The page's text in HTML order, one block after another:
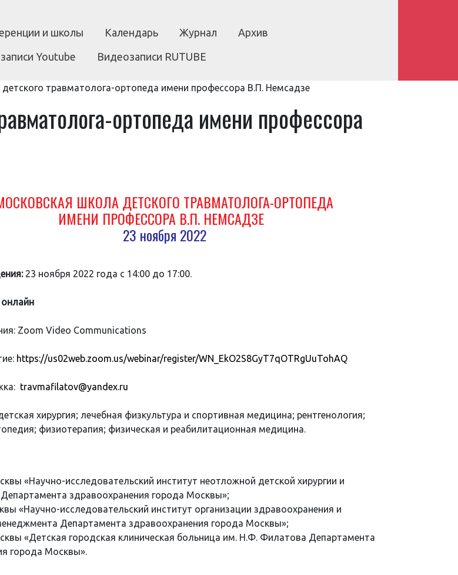
и школы Календарь Журнал Архив
Youtube Видеозаписи RUTUBE
травматолога-ортопеда имени профессора В.П. Немсадзе
ортопеда имени профессора
ШКОЛА ДЕТСКОГО ТРАВМАТОЛОГА-ОРТОПЕДА
ИМЕНИ ПРОФЕССОРА В.П. НЕМСАДЗЕ
23 ноября 2022
23 ноября 2022 года с 14:00 до 17:00.
Zoom Video Communications
https://us02web.zoom.us/webinar/register/WN_EkO2S8GyT7qOTRgUuTohAQ
travmafilatov@yandex.ru
хирургия; лечебная физкультура и спортивная медицина; рентгенология;
физиотерапия; физическая и реабилитационная медицина.
«Научно-исследовательский институт неотложной детской хирургии и
здравоохранения города Москвы»;
«Научно-исследовательский институт организации здравоохранения и
Департамента здравоохранения города Москвы»;
«Детская городская клиническая больница им. Н.Ф. Филатова Департамента
города Москвы».